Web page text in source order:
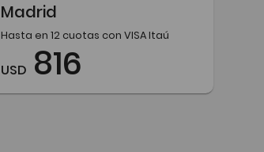
Madrid
Hasta en 12 cuotas con VISA Itaú
USD 816